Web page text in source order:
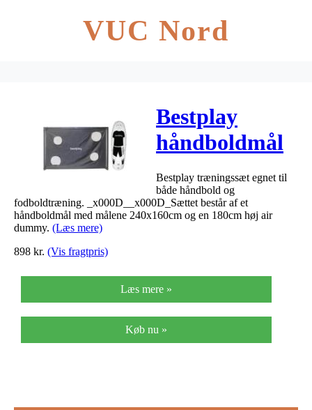
VUC Nord
Bestplay
håndboldmål
+ air dummy
240x160cm
Bestplay træningssæt egnet til
både håndbold og
fodboldtræning. _x000D__x000D_Sættet består af et
håndboldmål med målene 240x160cm og en 180cm høj air
dummy. (Læs mere)
898 kr. (Vis fragtpris)
Læs mere »
Køb nu »